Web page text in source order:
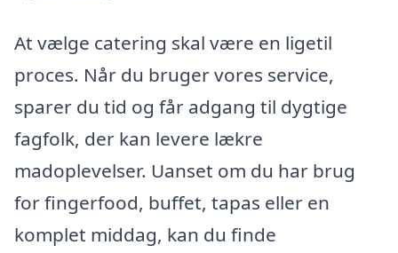
At vælge catering skal være en ligetil
proces. Når du bruger vores service,
sparer du tid og får adgang til dygtige
fagfolk, der kan levere lækre
madoplevelser. Uanset om du har brug
for fingerfood, buffet, tapas eller en
komplet middag, kan du finde